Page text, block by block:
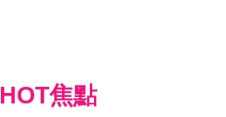
HOT焦點